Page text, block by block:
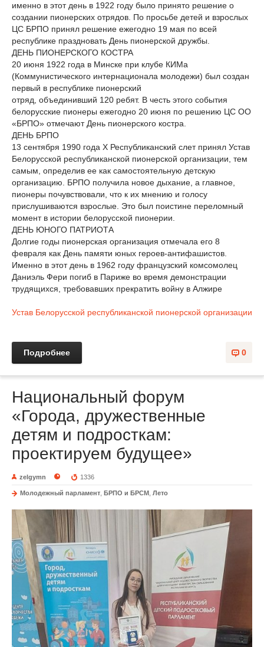
именно в этот день в 1922 году было принято решение о
создании пионерских отрядов. По просьбе детей и взрослых
ЦС БРПО принял решение ежегодно 19 мая по всей
республике праздновать День пионерской дружбы.
ДЕНЬ ПИОНЕРСКОГО КОСТРА
20 июня 1922 года в Минске при клубе КИМа
(Коммунистического интернационала молодежи) был создан
первый в республике пионерский
отряд, объединивший 120 ребят. В честь этого события
белорусские пионеры ежегодно 20 июня по решению ЦС ОО
«БРПО» отмечают День пионерского костра.
ДЕНЬ БРПО
13 сентября 1990 года X Республиканский слет принял Устав
Белорусской республиканской пионерской организации, тем
самым, определив ее как самостоятельную детскую
организацию. БРПО получила новое дыхание, а главное,
пионеры почувствовали, что к их мнению и голосу
прислушиваются взрослые. Это был поистине переломный
момент в истории белорусской пионерии.
ДЕНЬ ЮНОГО ПАТРИОТА
Долгие годы пионерская организация отмечала его 8
февраля как День памяти юных героев-антифашистов.
Именно в этот день в 1962 году французский комсомолец
Даниэль Фери погиб в Париже во время демонстрации
трудящихся, требовавших прекратить войну в Алжире
Устав Белорусской республиканской пионерской организации
0
Подробнее
Национальный форум
«Города, дружественные
детям и подросткам:
проектируем будущее»
zelgymn 1336
Молодежный парламент, БРПО и БРСМ , Лето